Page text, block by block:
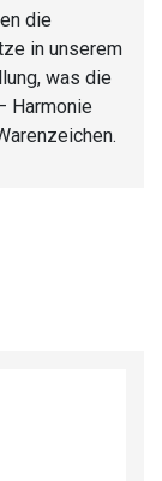
die
in unserem
was die
Harmonie